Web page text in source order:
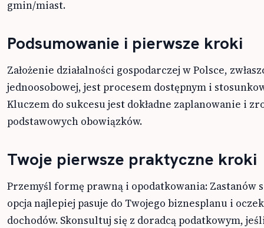
gmin/miast.
Podsumowanie i pierwsze kroki
Założenie działalności gospodarczej w Polsce,
jednoosobowej, jest procesem dostępnym i
Kluczem do sukcesu jest dokładne zaplanowanie i
podstawowych obowiązków.
Twoje pierwsze praktyczne kroki
Przemyśl formę prawną i opodatkowania: Zastanów
opcja najlepiej pasuje do Twojego biznesplanu i
dochodów. Skonsultuj się z doradcą podatkowym,